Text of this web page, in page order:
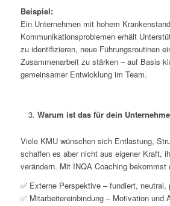
Beispiel:
Ein Unternehmen mit hohem
Kommunikationsproblemen erhält
zu identifizieren, neue Führungsroutinen
Zusammenarbeit zu stärken – auf Basis
gemeinsamer Entwicklung im Team.
Warum ist das für dein
Viele KMU wünschen sich Entlastung,
schaffen es aber nicht aus eigener Kraft,
verändern. Mit INQA Coaching bekommst
✅ Externe Perspektive – fundiert, neutral,
✅ Mitarbeitereinbindung – Motivation und